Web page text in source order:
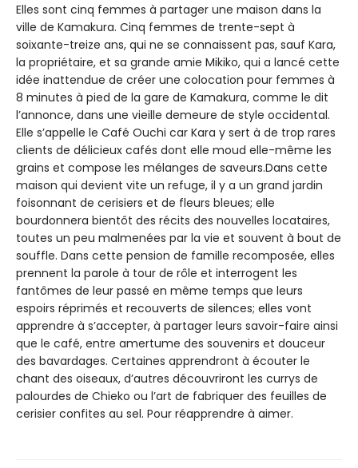
Elles sont cinq femmes à partager une maison dans la
ville de Kamakura. Cinq femmes de trente-sept à
soixante-treize ans, qui ne se connaissent pas, sauf Kara,
la propriétaire, et sa grande amie Mikiko, qui a lancé cette
idée inattendue de créer une colocation pour femmes à
8 minutes à pied de la gare de Kamakura, comme le dit
l’annonce, dans une vieille demeure de style occidental.
Elle s’appelle le Café Ouchi car Kara y sert à de trop rares
clients de délicieux cafés dont elle moud elle-même les
grains et compose les mélanges de saveurs.Dans cette
maison qui devient vite un refuge, il y a un grand jardin
foisonnant de cerisiers et de fleurs bleues; elle
bourdonnera bientôt des récits des nouvelles locataires,
toutes un peu malmenées par la vie et souvent à bout de
souffle. Dans cette pension de famille recomposée, elles
prennent la parole à tour de rôle et interrogent les
fantômes de leur passé en même temps que leurs
espoirs réprimés et recouverts de silences; elles vont
apprendre à s’accepter, à partager leurs savoir-faire ainsi
que le café, entre amertume des souvenirs et douceur
des bavardages. Certaines apprendront à écouter le
chant des oiseaux, d’autres découvriront les currys de
palourdes de Chieko ou l’art de fabriquer des feuilles de
cerisier confites au sel. Pour réapprendre à aimer.